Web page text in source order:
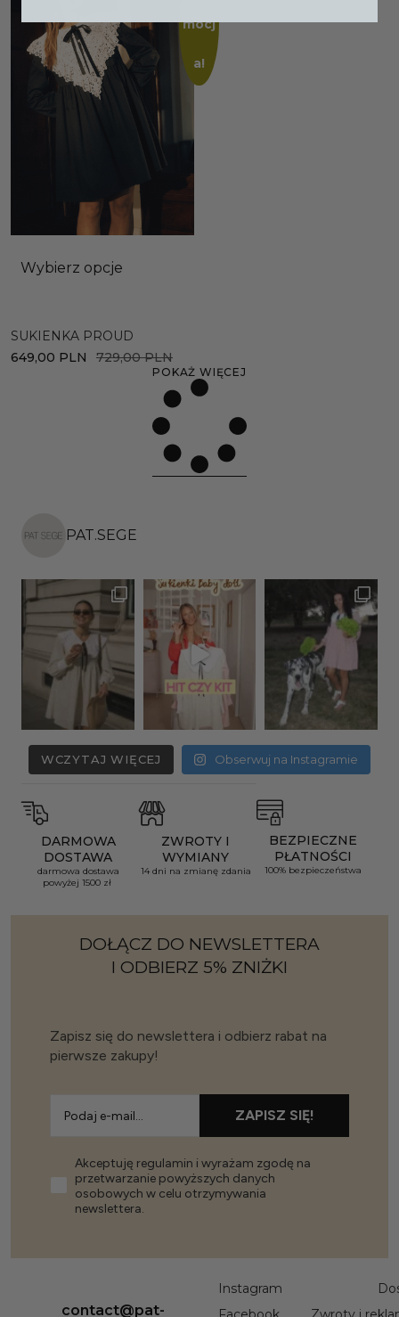
mocj
a!
Wybierz opcje
SUKIENKA PROUD
729,00PLN
649,00 PLN
POKAŻ WIĘCEJ
PAT.SEGE
WCZYTAJ WIĘCEJ Obserwuj na Instagramie
DARMOWA
DOSTAWA
darmowa dostawa
powyżej 1500 zł
ZWROTY I
WYMIANY
14 dni na zmianę zdania
BEZPIECZNE
PŁATNOŚCI
100% bezpieczeństwa
DOŁĄCZ DO NEWSLETTERA
I ODBIERZ 5% ZNIŻKI
Zapisz się do newslettera i odbierz rabat na
pierwsze zakupy!
ZAPISZ SIĘ!
Akceptuję regulamin i wyrażam zgodę na
przetwarzanie powyższych danych
osobowych w celu otrzymywania
newslettera.
contact@pat-
Instagram